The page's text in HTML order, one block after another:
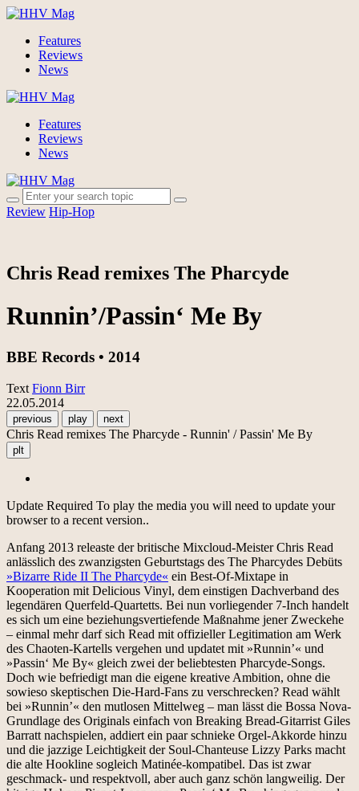
Features
Reviews
News
Features
Reviews
News
Review Hip-Hop
Chris Read remixes The Pharcyde
Runnin’/Passin‘ Me By
BBE Records • 2014
Text Fionn Birr
22.05.2014
previous play next
Chris Read remixes The Pharcyde - Runnin' / Passin' Me By
plt
Update Required To play the media you will need to update your
browser to a recent version..
Anfang 2013 releaste der britische Mixcloud-Meister Chris Read
anlässlich des zwanzigsten Geburtstags des The Pharcydes Debüts
»Bizarre Ride II The Pharcyde« ein Best-Of-Mixtape in
Kooperation mit Delicious Vinyl, dem einstigen Dachverband des
legendären Querfeld-Quartetts. Bei nun vorliegender 7-Inch handelt
es sich um eine beziehungsvertiefende Maßnahme jener Zweckehe
– einmal mehr darf sich Read mit offizieller Legitimation am Werk
des Chaoten-Kartells vergehen und updatet mit »Runnin’« und
»Passin‘ Me By« gleich zwei der beliebtesten Pharcyde-Songs.
Doch wie befriedigt man die eigene kreative Ambition, ohne die
sowieso skeptischen Die-Hard-Fans zu verschrecken? Read wählt
bei »Runnin’« den mutlosen Mittelweg – man lässt die Bossa Nova-
Grundlage des Originals einfach von Breaking Bread-Gitarrist Giles
Barratt nachspielen, addiert ein paar schnieke Orgel-Akkorde hinzu
und die jazzige Leichtigkeit der Soul-Chanteuse Lizzy Parks macht
die alte Hookline sogleich Matinée-kompatibel. Das ist zwar
geschmack- und respektvoll, aber auch ganz schön langweilig. Der